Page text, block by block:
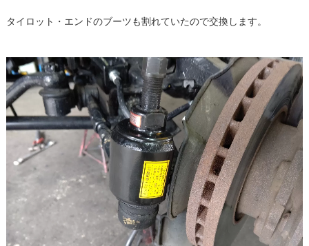
タイロット・エンドのブーツも割れていたので交換します。